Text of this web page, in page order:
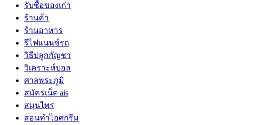
รับซื้อของเก่า
ร้านค้า
ร้านอาหาร
รีไฟแนนซ์รถ
วิธีปลูกกัญชา
วิเคราะห์บอล
ศาลพระภูมิ
สมัครเน็ต ais
สมุนไพร
สอนทำไอศกรีม